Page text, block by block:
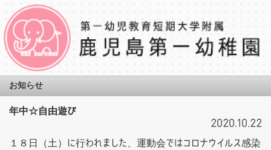
お知らせ
年中☆自由遊び
2020.10.22
１８日（土）に行われました、運動会ではコロナウイルス感染